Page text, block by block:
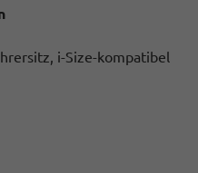
i-Size-kompatibel